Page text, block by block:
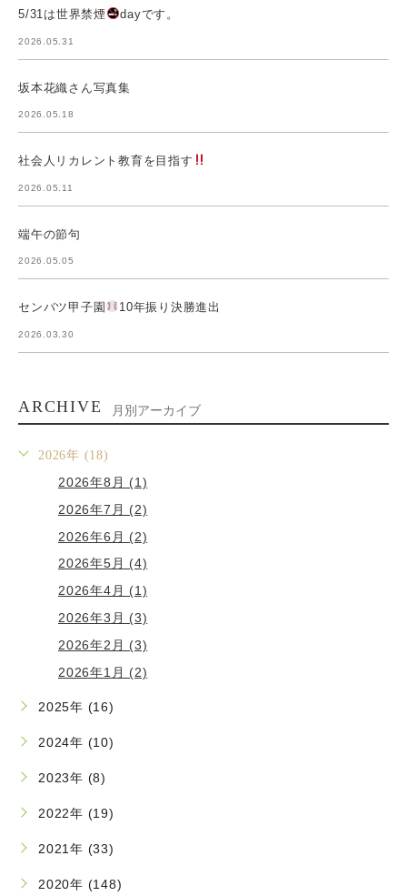
5/31は世界禁煙 dayです。
2026.05.31
坂本花織さん写真集
2026.05.18
社会人リカレント教育を目指す
2026.05.11
端午の節句
2026.05.05
センバツ甲子園 10年振り決勝進出
2026.03.30
ARCHIVE 月別アーカイブ
2026年 (18)
2026年8月 (1)
2026年7月 (2)
2026年6月 (2)
2026年5月 (4)
2026年4月 (1)
2026年3月 (3)
2026年2月 (3)
2026年1月 (2)
2025年 (16)
2024年 (10)
2023年 (8)
2022年 (19)
2021年 (33)
2020年 (148)